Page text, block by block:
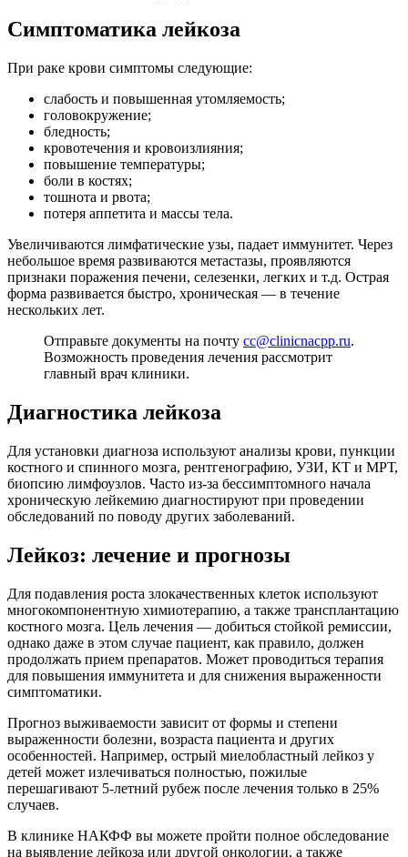
Симптоматика лейкоза
При раке крови симптомы следующие:
слабость и повышенная утомляемость;
головокружение;
бледность;
кровотечения и кровоизлияния;
повышение температуры;
боли в костях;
тошнота и рвота;
потеря аппетита и массы тела.
Увеличиваются лимфатические узы, падает иммунитет. Через
небольшое время развиваются метастазы, проявляются
признаки поражения печени, селезенки, легких и т.д. Острая
форма развивается быстро, хроническая — в течение
нескольких лет.
Отправьте документы на почту cc@clinicnacpp.ru.
Возможность проведения лечения рассмотрит
главный врач клиники.
Диагностика лейкоза
Для установки диагноза используют анализы крови, пункции
костного и спинного мозга, рентгенографию, УЗИ, КТ и МРТ,
биопсию лимфоузлов. Часто из-за бессимптомного начала
хроническую лейкемию диагностируют при проведении
обследований по поводу других заболеваний.
Лейкоз: лечение и прогнозы
Для подавления роста злокачественных клеток используют
многокомпонентную химиотерапию, а также трансплантацию
костного мозга. Цель лечения — добиться стойкой ремиссии,
однако даже в этом случае пациент, как правило, должен
продолжать прием препаратов. Может проводиться терапия
для повышения иммунитета и для снижения выраженности
симптоматики.
Прогноз выживаемости зависит от формы и степени
выраженности болезни, возраста пациента и других
особенностей. Например, острый миелобластный лейкоз у
детей может излечиваться полностью, пожилые
перешагивают 5-летний рубеж после лечения только в 25%
случаев.
В клинике НАКФФ вы можете пройти полное обследование
на выявление лейкоза или другой онкологии, а также